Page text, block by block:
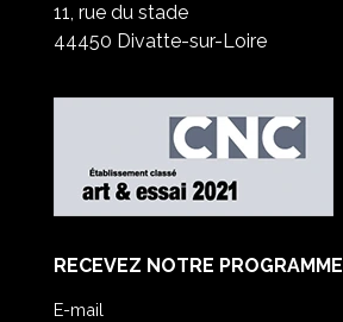
11, rue du stade
44450 Divatte-sur-Loire
RECEVEZ NOTRE PROGRAMME
E-mail